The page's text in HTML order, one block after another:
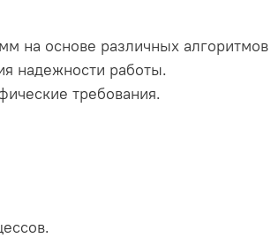
на основе различных алгоритмов
надежности работы.
требования.